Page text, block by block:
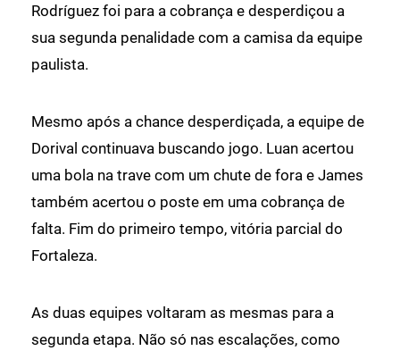
Rodríguez foi para a cobrança e desperdiçou a
sua segunda penalidade com a camisa da equipe
paulista.
Mesmo após a chance desperdiçada, a equipe de
Dorival continuava buscando jogo. Luan acertou
uma bola na trave com um chute de fora e James
também acertou o poste em uma cobrança de
falta. Fim do primeiro tempo, vitória parcial do
Fortaleza.
As duas equipes voltaram as mesmas para a
segunda etapa. Não só nas escalações, como